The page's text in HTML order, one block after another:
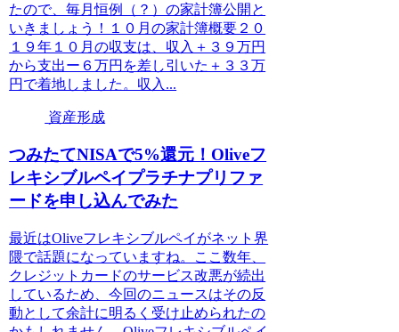
たので、毎月恒例（？）の家計簿公開と
いきましょう！１０月の家計簿概要２０
１９年１０月の収支は、収入＋３９万円
から支出ー６万円を差し引いた＋３３万
円で着地しました。収入...
資産形成
つみたてNISAで5%還元！Oliveフ
レキシブルペイプラチナプリファ
ードを申し込んでみた
最近はOliveフレキシブルペイがネット界
隈で話題になっていますね。ここ数年、
クレジットカードのサービス改悪が続出
しているため、今回のニュースはその反
動として余計に明るく受け止められたの